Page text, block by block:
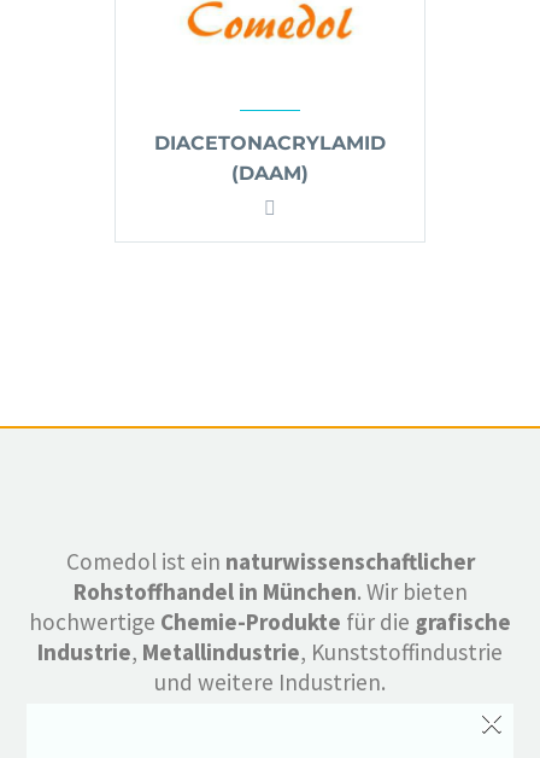
DIACETONACRYLAMID
(DAAM)
Comedol ist ein naturwissenschaftlicher
Rohstoffhandel in München. Wir bieten
hochwertige Chemie-Produkte für die grafische
Industrie, Metallindustrie, Kunststoffindustrie
und weitere Industrien.
Basis Chemikalien
,×